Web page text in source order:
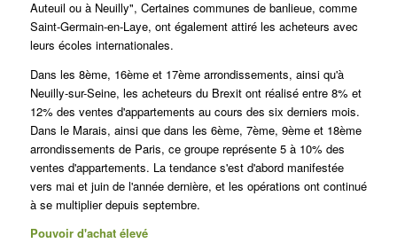
Auteuil ou à Neuilly", Certaines communes de banlieue, comme
Saint-Germain-en-Laye, ont également attiré les acheteurs avec
leurs écoles internationales.
Dans les 8ème, 16ème et 17ème arrondissements, ainsi qu'à
Neuilly-sur-Seine, les acheteurs du Brexit ont réalisé entre 8% et
12% des ventes d'appartements au cours des six derniers mois.
Dans le Marais, ainsi que dans les 6ème, 7ème, 9ème et 18ème
arrondissements de Paris, ce groupe représente 5 à 10% des
ventes d'appartements. La tendance s'est d'abord manifestée
vers mai et juin de l'année dernière, et les opérations ont continué
à se multiplier depuis septembre.
Pouvoir d'achat élevé